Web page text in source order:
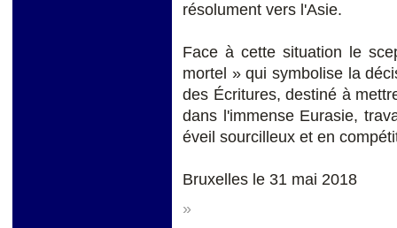
résolument vers l'Asie.
Face à cette situation le
mortel » qui symbolise la
des Écritures, destiné à
dans l'immense Eurasie,
éveil sourcilleux et en
Bruxelles le 31 mai 2018
»